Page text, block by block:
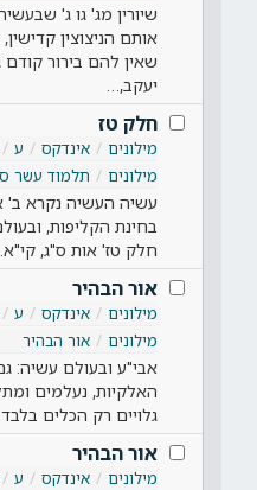
שיורין מג' גו ג'
אותם הניצוצין
שאין להם בירור
יעקב,…
חלק טז
מילונים אינדקס ע
מילונים
תלמוד עשר
עשיה העשיה נקרא ב'
בחינת הקליפות,
חלק טז' אות ס"ג, קי"א…
אור הבהיר
מילונים אינדקס ע
מילונים
אור הבהיר
אבי"ע ובעולם עשיה:
האלקיות, נעלמים
גלויים רק הכלים
אור הבהיר
מילונים אינדקס ע